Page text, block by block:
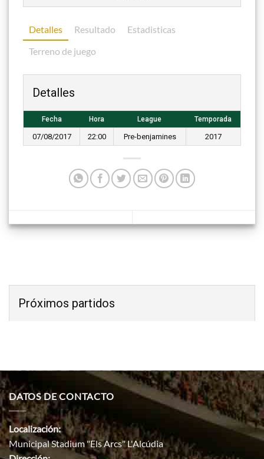
Detalles Resultado
Estadisticas
Terreno de juego
Detalles
Fecha Hora League Temporada
07/08/2017 22:00 Pre-benjamines 2017
Próximos partidos
DATOS DE CONTACTO
Localización:
Municipal Stadium "Els Arcs" L'Alcúdia